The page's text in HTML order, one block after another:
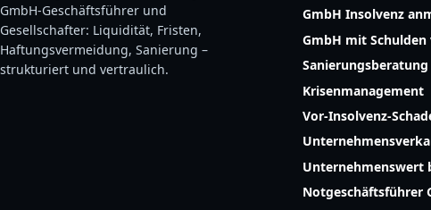
GmbH-Geschäftsführer und
Gesellschafter: Liquidität, Fristen,
Haftungsvermeidung, Sanierung –
strukturiert und vertraulich.
GmbH Insolvenz
GmbH mit
Sanierungsberatung
Krisenmanagement
Vor-Insolvenz-
Unternehmenswert
Notgeschäftsführer